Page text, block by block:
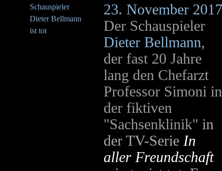
Schauspieler
Dieter Bellmann
ist tot
23. November 2017
Der Schauspieler
Dieter Bellmann,
der fast 20 Jahre
lang den Chefarzt
Professor Simoni in
der fiktiven
"Sachsenklinik" in
der TV-Serie In
aller Freundschaft